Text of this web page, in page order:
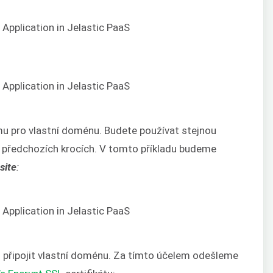
pro vlastní doménu. Budete používat stejnou
krocích. V tomto příkladu budeme
:
připojit vlastní doménu. Za tímto účelem odešleme